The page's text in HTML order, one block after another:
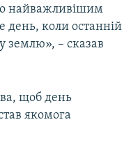
найважливішим
день, коли останній
землю», – сказав
щоб день
якомога